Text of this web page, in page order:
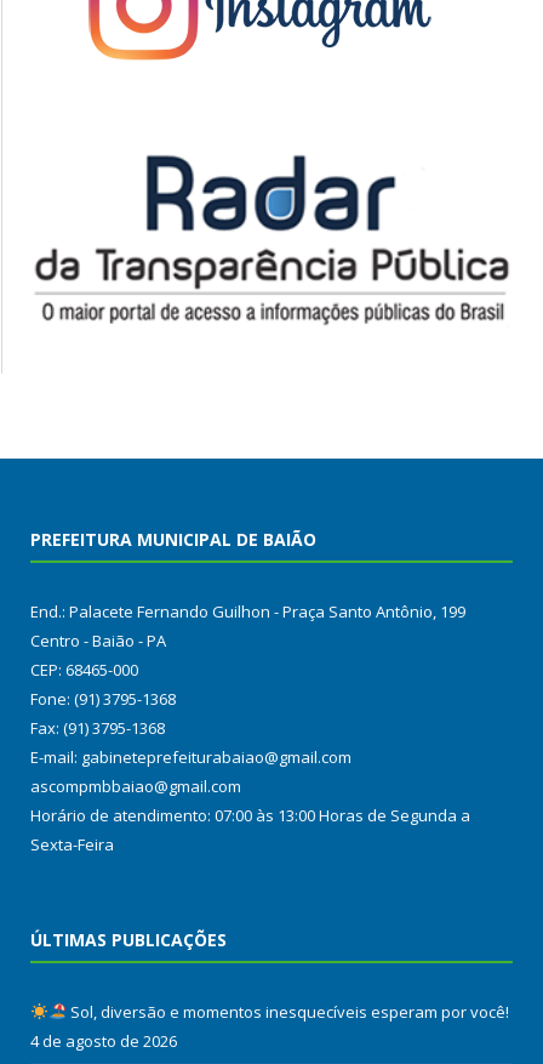
PREFEITURA MUNICIPAL DE BAIÃO
End.: Palacete Fernando Guilhon - Praça Santo Antônio, 199
Centro - Baião - PA
CEP: 68465-000
Fone: (91) 3795-1368
Fax: (91) 3795-1368
E-mail: gabineteprefeiturabaiao@gmail.com
ascompmbbaiao@gmail.com
Horário de atendimento: 07:00 às 13:00 Horas de Segunda a
Sexta-Feira
ÚLTIMAS PUBLICAÇÕES
Sol, diversão e momentos inesquecíveis esperam por você!
4 de agosto de 2026